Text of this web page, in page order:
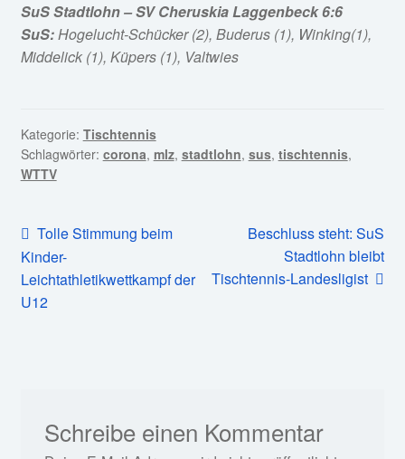
SuS Stadtlohn – SV Cheruskia Laggenbeck 6:6
SuS:Hogelucht-Schücker (2), Buderus (1), Winking(1),
Middelick (1), Küpers (1), Valtwies
Kategorie: Tischtennis
Schlagwörter: corona, mlz, stadtlohn, sus, tischtennis,
WTTV
Beitragsnavigation
Vorheriger
Beitrag:
Tolle Stimmung beim
Kinder-
Leichtathletikwettkampf der
U12
Nächster
Beitrag:
Beschluss steht: SuS
Stadtlohn bleibt
Tischtennis-Landesligist
Schreibe einen Kommentar